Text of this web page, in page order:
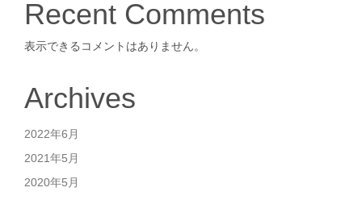
Recent Comments
表示できるコメントはありません。
Archives
2022年6月
2021年5月
2020年5月